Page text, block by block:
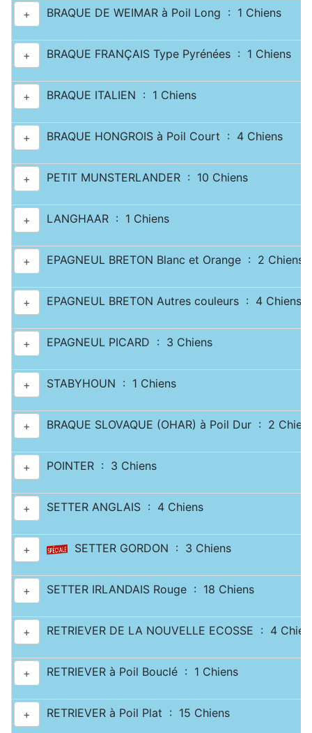
+ BRAQUE DE WEIMAR à Poil Long : 1 Chiens
+ BRAQUE FRANÇAIS Type Pyrénées : 1 Chiens
+ BRAQUE ITALIEN : 1 Chiens
+ BRAQUE HONGROIS à Poil Court : 4 Chiens
+ PETIT MUNSTERLANDER : 10 Chiens
+ LANGHAAR : 1 Chiens
+ EPAGNEUL BRETON Blanc et Orange : 2 Chiens
+ EPAGNEUL BRETON Autres couleurs : 4 Chiens
+ EPAGNEUL PICARD : 3 Chiens
+ STABYHOUN : 1 Chiens
+ BRAQUE SLOVAQUE (OHAR) à Poil Dur : 2
+ POINTER : 3 Chiens
+ SETTER ANGLAIS : 4 Chiens
+ SETTER GORDON : 3 Chiens
+ SETTER IRLANDAIS Rouge : 18 Chiens
+ RETRIEVER DE LA NOUVELLE ECOSSE : 4
+ RETRIEVER à Poil Bouclé : 1 Chiens
+ RETRIEVER à Poil Plat : 15 Chiens